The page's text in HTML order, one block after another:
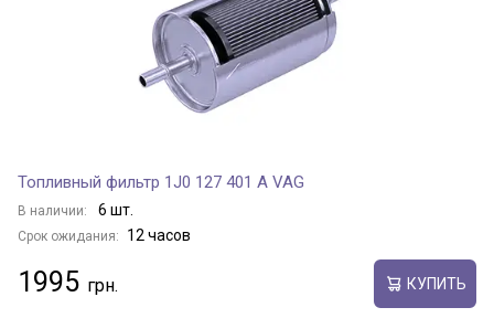
Топливный фильтр 1J0 127 401 A VAG
В наличии: 6 шт.
Срок ожидания: 12 часов
1995 КУПИТЬ